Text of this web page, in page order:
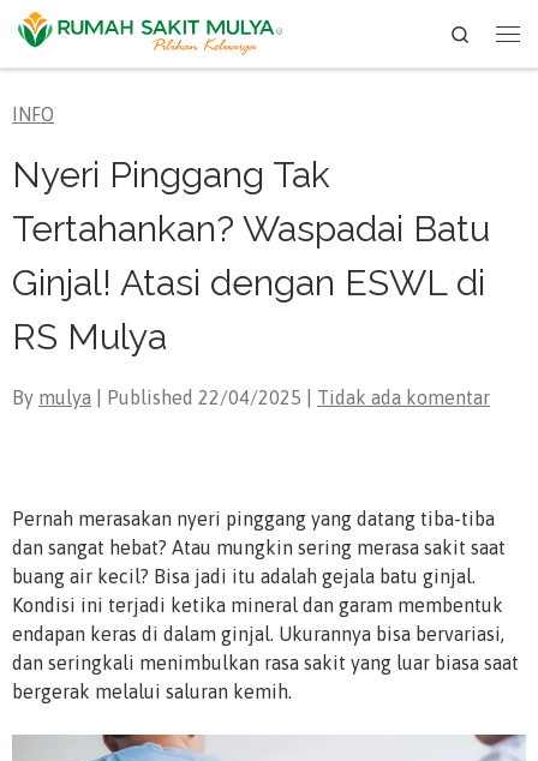
Skip to content
Search
INFO
Nyeri Pinggang Tak
Tertahankan? Waspadai Batu
Ginjal! Atasi dengan ESWL di
RS Mulya
By mulya | Published 22/04/2025 Tidak ada komentar
Pernah merasakan nyeri pinggang yang datang tiba-tiba
dan sangat hebat? Atau mungkin sering merasa sakit saat
buang air kecil? Bisa jadi itu adalah gejala batu ginjal.
Kondisi ini terjadi ketika mineral dan garam membentuk
endapan keras di dalam ginjal. Ukurannya bisa bervariasi,
dan seringkali menimbulkan rasa sakit yang luar biasa saat
bergerak melalui saluran kemih.